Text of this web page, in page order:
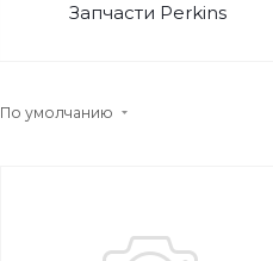
Запчасти Perkins
По умолчанию